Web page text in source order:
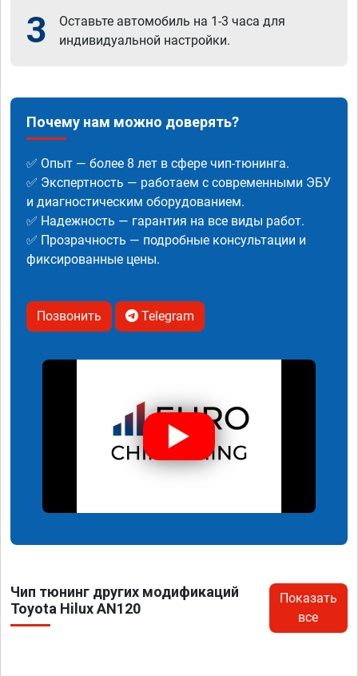
3
Оставьте автомобиль на 1-3 часа для
индивидуальной настройки.
Почему нам можно доверять?
✅ Опыт — более 8 лет в сфере чип-тюнинга.
✅ Экспертность — работаем с современными ЭБУ
и диагностическим оборудованием.
✅ Надежность — гарантия на все виды работ.
✅ Прозрачность — подробные консультации и
фиксированные цены.
Позвонить Telegram
Чип тюнинг других модификаций
Toyota Hilux AN120
Показать
все